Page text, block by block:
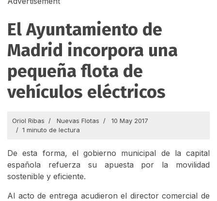
El Ayuntamiento de
Madrid incorpora una
pequeña flota de
vehículos eléctricos
Oriol Ribas Nuevas Flotas
10 May 2017
1 minuto de lectura
De esta forma, el gobierno municipal de la capital
española refuerza su apuesta por la movilidad
sostenible y eficiente.
Al acto de entrega acudieron el director comercial de